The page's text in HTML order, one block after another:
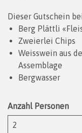
Dieser Gutschein
Berg Plättli
Zweierlei Chips
Weisswein aus
Assemblage
Bergwasser
Anzahl Personen